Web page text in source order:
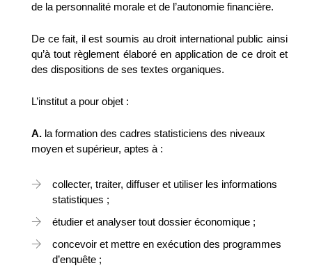
de la personnalité morale et de l’autonomie financière.
De ce fait, il est soumis au droit international public ainsi
qu’à tout règlement élaboré en application de ce droit et
des dispositions de ses textes organiques.
L’institut a pour objet :
A. la formation des cadres statisticiens des niveaux
moyen et supérieur, aptes à :
collecter, traiter, diffuser et utiliser les informations
statistiques ;
étudier et analyser tout dossier économique ;
concevoir et mettre en exécution des programmes
d’enquête ;